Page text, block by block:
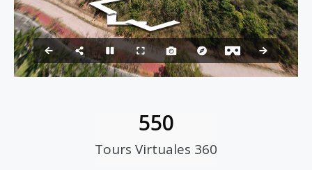
Tours Virtuales 360
550